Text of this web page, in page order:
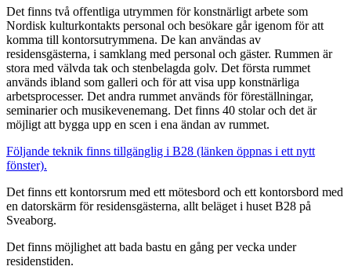
Det finns två offentliga utrymmen för konstnärligt arbete som
Nordisk kulturkontakts personal och besökare går igenom för att
komma till kontorsutrymmena. De kan användas av
residensgästerna, i samklang med personal och gäster. Rummen är
stora med välvda tak och stenbelagda golv. Det första rummet
används ibland som galleri och för att visa upp konstnärliga
arbetsprocesser. Det andra rummet används för föreställningar,
seminarier och musikevenemang. Det finns 40 stolar och det är
möjligt att bygga upp en scen i ena ändan av rummet.
Följande teknik finns tillgänglig i B28 (länken öppnas i ett nytt
fönster).
Det finns ett kontorsrum med ett mötesbord och ett kontorsbord med
en datorskärm för residensgästerna, allt beläget i huset B28 på
Sveaborg.
Det finns möjlighet att bada bastu en gång per vecka under
residenstiden.